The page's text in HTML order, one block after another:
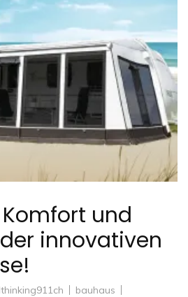
Komfort und
innovativen
bauhaus